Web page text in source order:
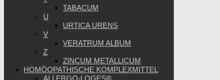
TABACUM
U
URTICA URENS
V
VERATRUM ALBUM
Z
ZINCUM METALLICUM
HOMÖOPATHISCHE KOMPLEXMITTEL